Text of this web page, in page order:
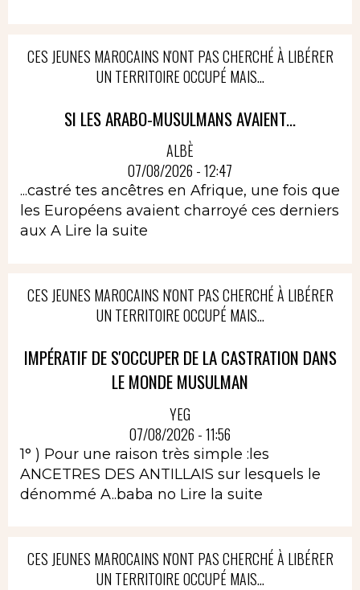
CES JEUNES MAROCAINS N'ONT PAS CHERCHÉ À LIBÉRER
UN TERRITOIRE OCCUPÉ MAIS...
SI LES ARABO-MUSULMANS AVAIENT...
ALBÈ
07/08/2026 - 12:47
...castré tes ancêtres en Afrique, une fois que
les Européens avaient charroyé ces derniers
aux A Lire la suite
CES JEUNES MAROCAINS N'ONT PAS CHERCHÉ À LIBÉRER
UN TERRITOIRE OCCUPÉ MAIS...
IMPÉRATIF DE S'OCCUPER DE LA CASTRATION DANS
LE MONDE MUSULMAN
YEG
07/08/2026 - 11:56
1° ) Pour une raison très simple :les
ANCETRES DES ANTILLAIS sur lesquels le
dénommé A..baba no Lire la suite
CES JEUNES MAROCAINS N'ONT PAS CHERCHÉ À LIBÉRER
UN TERRITOIRE OCCUPÉ MAIS...